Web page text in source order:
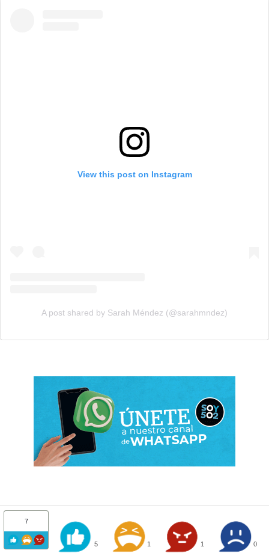
View this post on Instagram
A post shared by Sarah Méndez (@sarahmndez)
7
5 1 1 0